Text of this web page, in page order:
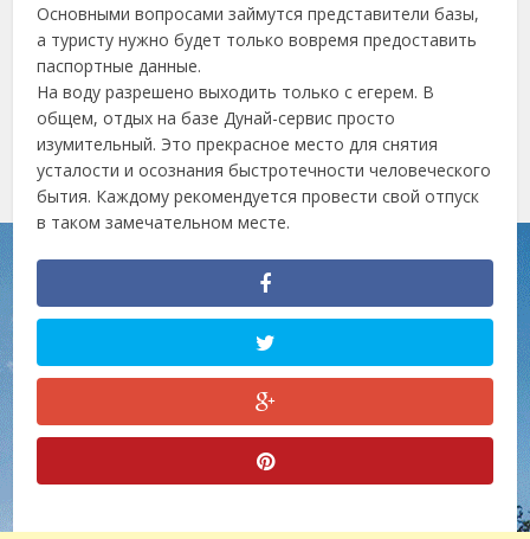
Основными вопросами займутся представители базы,
а туристу нужно будет только вовремя предоставить
паспортные данные.
На воду разрешено выходить только с егерем. В
общем, отдых на базе Дунай-сервис просто
изумительный. Это прекрасное место для снятия
усталости и осознания быстротечности человеческого
бытия. Каждому рекомендуется провести свой отпуск
в таком замечательном месте.